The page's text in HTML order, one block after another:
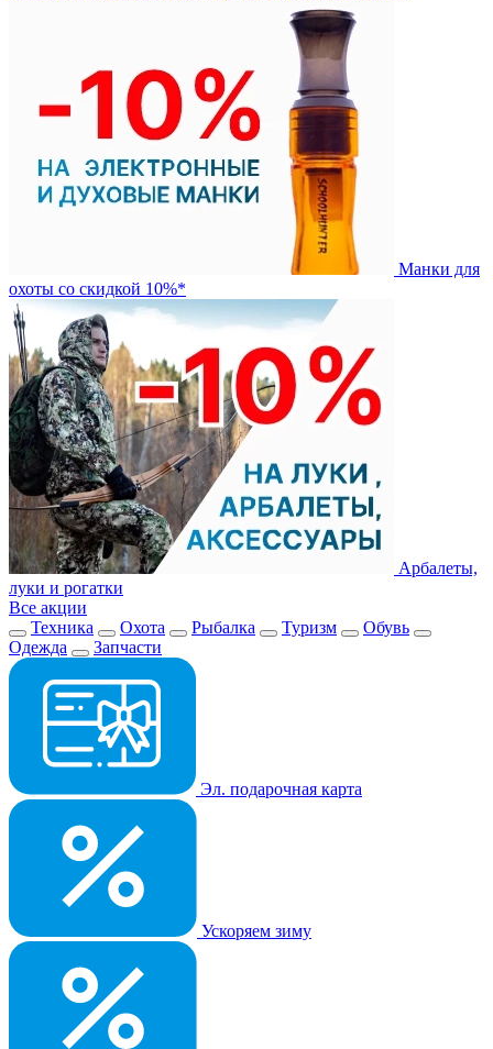
Манки для
охоты со скидкой 10%*
Арбалеты,
луки и рогатки
Все акции
Техника
Охота Рыбалка Туризм
Обувь
Одежда
Запчасти
Эл. подарочная карта
Ускоряем зиму